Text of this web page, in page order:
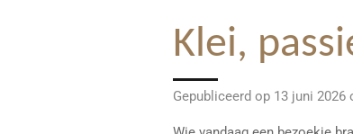
Klei,
Gepubliceerd op 13 juni 2026